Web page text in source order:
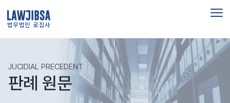
법무법인 로집사
JUCIDIAL PRECEDENT
판례 원문